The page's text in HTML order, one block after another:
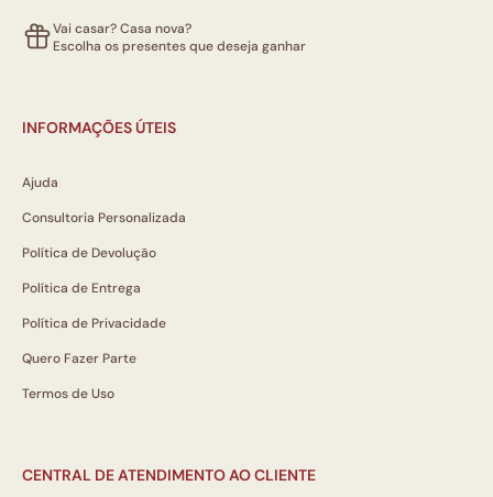
Vai casar? Casa nova?
Escolha os presentes que deseja ganhar
INFORMAÇÕES ÚTEIS
Ajuda
Consultoria Personalizada
Política de Devolução
Política de Entrega
Política de Privacidade
Quero Fazer Parte
Termos de Uso
CENTRAL DE ATENDIMENTO AO CLIENTE